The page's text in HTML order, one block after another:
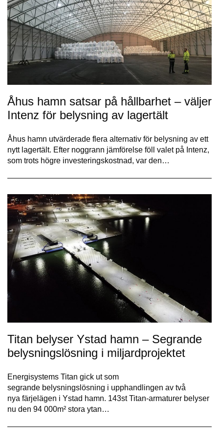
Åhus hamn satsar på hållbarhet – väljer
Intenz för belysning av lagertält
Åhus hamn utvärderade flera alternativ för belysning av ett
nytt lagertält. Efter noggrann jämförelse föll valet på Intenz,
som trots högre investeringskostnad, var den…
Titan belyser Ystad hamn – Segrande
belysningslösning i miljardprojektet
Energisystems Titan gick ut som
segrande belysningslösning i upphandlingen av två
nya färjelägen i Ystad hamn. 143st Titan-armaturer belyser
nu den 94 000m² stora ytan…